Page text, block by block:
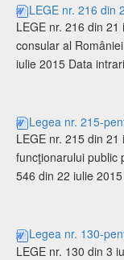
LEGE nr. 216 din
LEGE nr. 216 din
consular al
iulie 2015 Data
Legea nr. 215-
LEGE nr. 215 din
funcţionarului public
546 din 22 iulie
Legea nr. 130-
LEGE nr. 130 din 3